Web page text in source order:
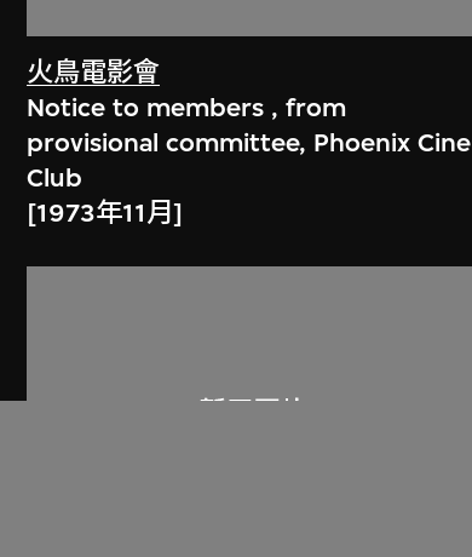
火鳥電影會
Notice to members , from
provisional committee, Phoenix Cine
Club
[1973年11月]